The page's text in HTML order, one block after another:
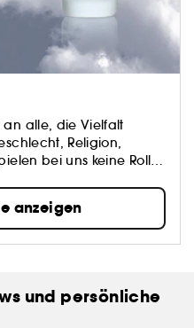
an alle, die Vielfalt
Religion,
bei uns keine Rolle.
bei uns im
ein Kernwert. Unser
Freiheit und
Noten von
sich zu einer
Facetten von Bill
anzeigen
und persönliche